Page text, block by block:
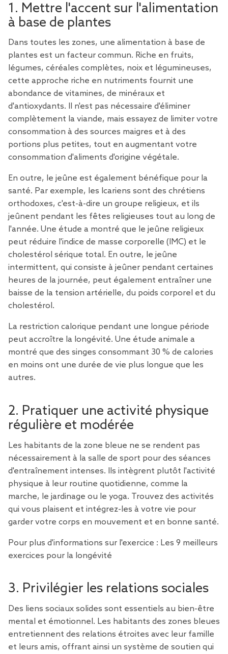
1. Mettre l'accent sur l'alimentation
à base de plantes
Dans toutes les zones, une alimentation à base de
plantes est un facteur commun. Riche en fruits,
légumes, céréales complètes, noix et légumineuses,
cette approche riche en nutriments fournit une
abondance de vitamines, de minéraux et
d'antioxydants. Il n'est pas nécessaire d'éliminer
complètement la viande, mais essayez de limiter votre
consommation à des sources maigres et à des
portions plus petites, tout en augmentant votre
consommation d'aliments d'origine végétale.
En outre, le jeûne est également bénéfique pour la
santé. Par exemple, les Icariens sont des chrétiens
orthodoxes, c'est-à-dire un groupe religieux, et ils
jeûnent pendant les fêtes religieuses tout au long de
l'année. Une étude a montré que le jeûne religieux
peut réduire l'indice de masse corporelle (IMC) et le
cholestérol sérique total. En outre, le jeûne
intermittent, qui consiste à jeûner pendant certaines
heures de la journée, peut également entraîner une
baisse de la tension artérielle, du poids corporel et du
cholestérol.
La restriction calorique pendant une longue période
peut accroître la longévité. Une étude animale a
montré que des singes consommant 30 % de calories
en moins ont une durée de vie plus longue que les
autres.
2. Pratiquer une activité physique
régulière et modérée
Les habitants de la zone bleue ne se rendent pas
nécessairement à la salle de sport pour des séances
d'entraînement intenses. Ils intègrent plutôt l'activité
physique à leur routine quotidienne, comme la
marche, le jardinage ou le yoga. Trouvez des activités
qui vous plaisent et intégrez-les à votre vie pour
garder votre corps en mouvement et en bonne santé.
Pour plus d'informations sur l'exercice : Les 9 meilleurs
exercices pour la longévité
3. Privilégier les relations sociales
Des liens sociaux solides sont essentiels au bien-être
mental et émotionnel. Les habitants des zones bleues
entretiennent des relations étroites avec leur famille
et leurs amis, offrant ainsi un système de soutien qui